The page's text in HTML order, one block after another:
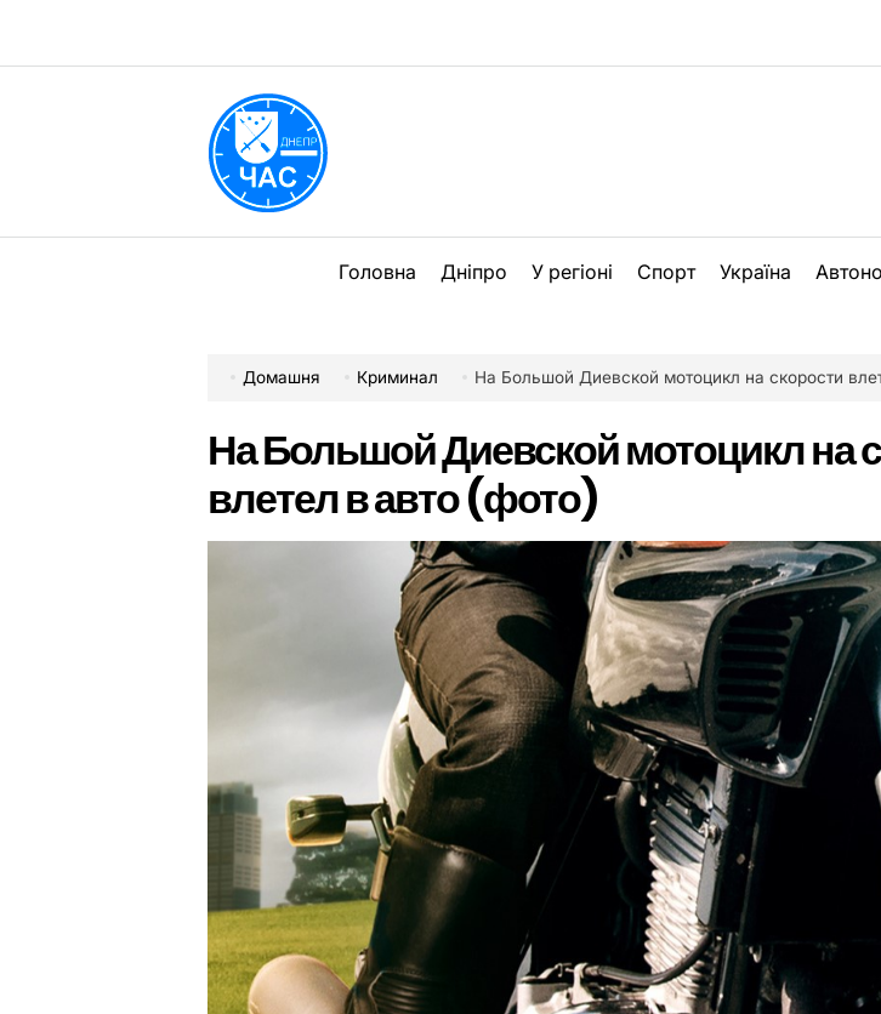
вмісту
Головна Дніпро У регіоні Спорт Україна
Домашня Криминал На Большой Диевской мотоцикл на скорости
На Большой Диевской мотоцикл на
влетел в авто (фото)